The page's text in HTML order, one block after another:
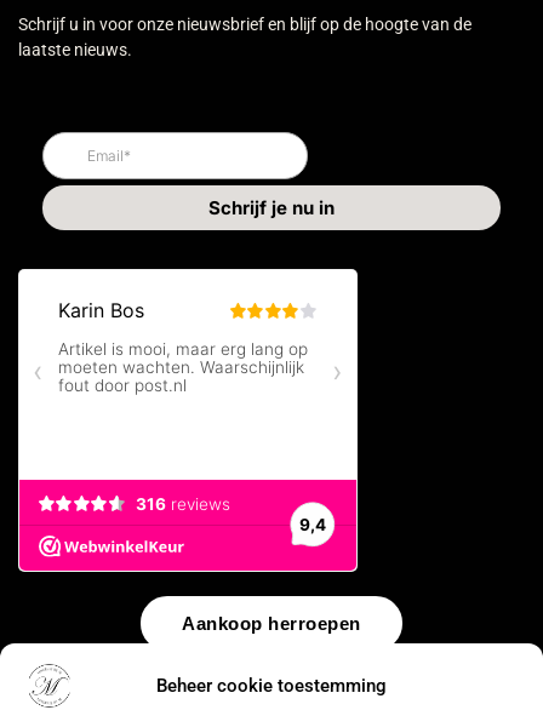
Beheer cookie toestemming
Schrijf u in voor onze nieuwsbrief en blijf op de hoogte van de
laatste nieuws.
Aankoop herroepen
© 2026 by WebUnlimited–Algemene voorwaarden